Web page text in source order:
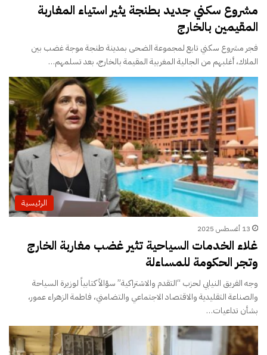
مشروع سكني جديد بطنجة يثير استياء المغاربة
المقيمين بالخارج
فجر مشروع سكني تابع لمجموعة الضحى بمدينة طنجة موجة غضب بين
الملاك، أغلبهم من الجالية المغربية المقيمة بالخارج، بعد تسلمهم…
الرئيسية
13 أغسطس 2025
غلاء الخدمات السياحية تثير غضب مغاربة الخارج
وتجر الحكومة للمساءلة
وجه الفريق النيابي لحزب “التقدم والاشتراكية” سؤالاً كتابياً لوزيرة السياحة
والصناعة التقليدية والاقتصاد الاجتماعي والتضامني، فاطمة الزهراء عمور،
بشأن تداعيات…